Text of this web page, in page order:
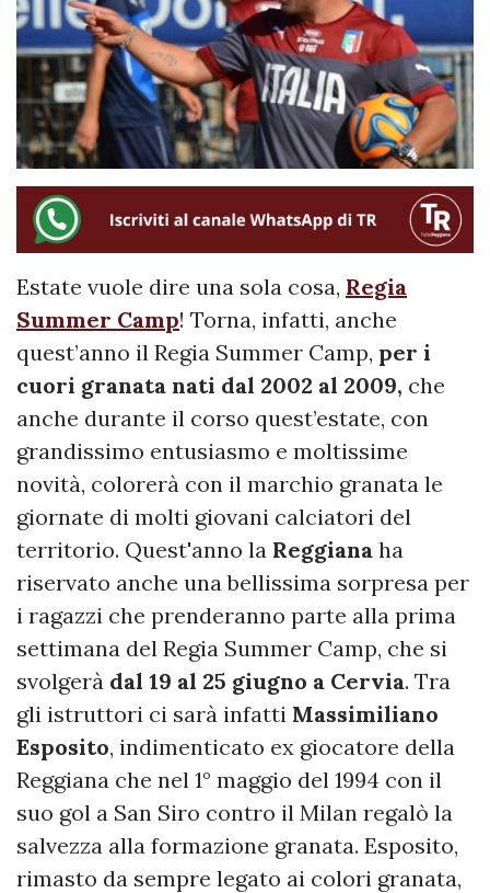
Estate vuole dire una sola cosa, Regia
Summer Camp! Torna, infatti, anche
quest’anno il Regia Summer Camp, per i
cuori granata nati dal 2002 al 2009, che
anche durante il corso quest’estate, con
grandissimo entusiasmo e moltissime
novità, colorerà con il marchio granata le
giornate di molti giovani calciatori del
territorio. Quest'anno la Reggiana ha
riservato anche una bellissima sorpresa per
i ragazzi che prenderanno parte alla prima
settimana del Regia Summer Camp, che si
svolgerà dal 19 al 25 giugno a Cervia. Tra
gli istruttori ci sarà infatti Massimiliano
Esposito, indimenticato ex giocatore della
Reggiana che nel 1° maggio del 1994 con il
suo gol a San Siro contro il Milan regalò la
salvezza alla formazione granata. Esposito,
rimasto da sempre legato ai colori granata,